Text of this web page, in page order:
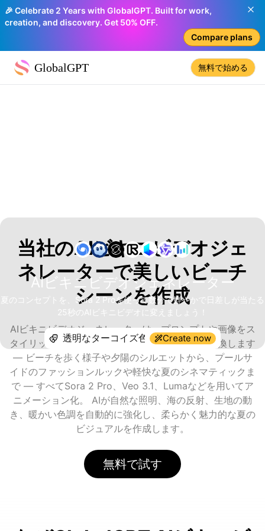
🎉 Celebrate 2 Years with GlobalGPT. Built for work,
creation, and discovery. Get 50% OFF.
Compare plans
GlobalGPT 無料で始める
AIビキニビデオジェネレーター
夏のコンセプトを、Sora 2 Proを使って数分で鮮やかで日差しが当たる
25秒のAIビキニビデオに変えましょう！
Create now
当社のAIビキニビデオジェ
ネレーターで美しいビーチ
シーンを作成
AIビキニビデオジェネレーターは、プロンプトや画像をス
タイリッシュで雰囲気のあるビデオクリップに変換します
— ビーチを歩く様子や夕陽のシルエットから、プールサ
イドのファッションルックや軽快な夏のシネマティックま
で — すべてSora 2 Pro、Veo 3.1、Lumaなどを用いてア
ニメーション化。 AIが自然な照明、海の反射、生地の動
き、暖かい色調を自動的に強化し、柔らかく魅力的な夏の
ビジュアルを作成します。
無料で試す